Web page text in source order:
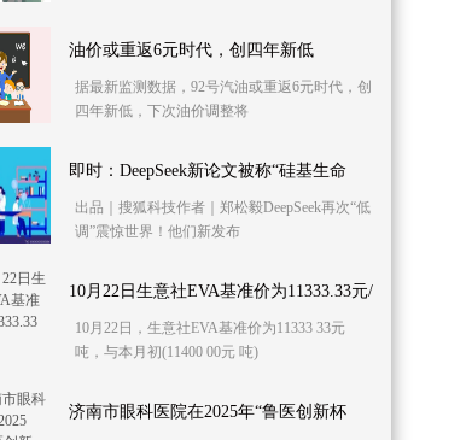
油价或重返6元时代，创四年新低
据最新监测数据，92号汽油或重返6元时代，创
四年新低，下次油价调整将
即时：DeepSeek新论文被称“硅基生命
出品｜搜狐科技作者｜郑松毅DeepSeek再次“低
调”震惊世界！他们新发布
10月22日生意社EVA基准价为11333.33元/
10月22日，生意社EVA基准价为11333 33元
吨，与本月初(11400 00元 吨)
济南市眼科医院在2025年“鲁医创新杯